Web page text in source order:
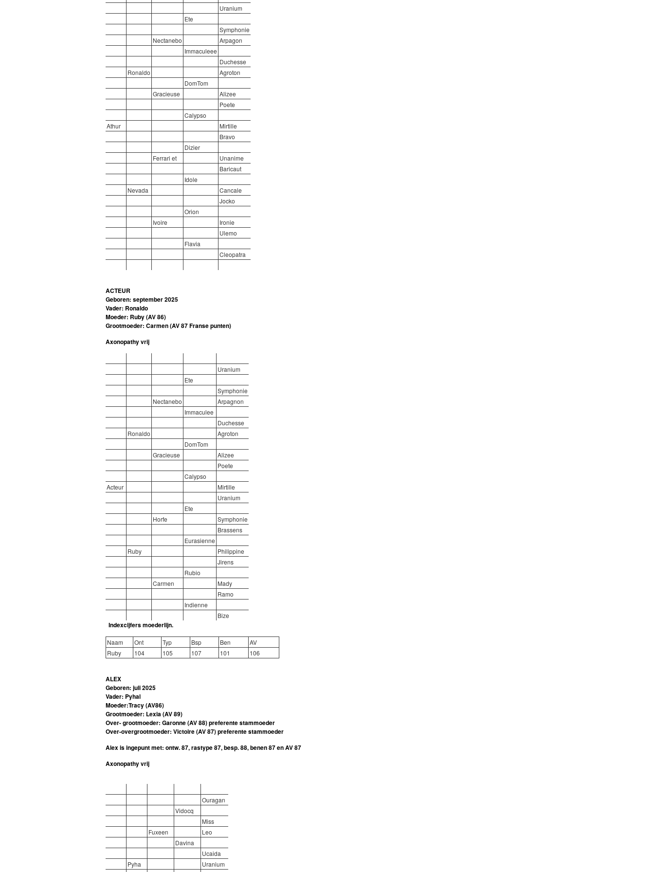
Uranium
Ete
Symphonie
Nectanebo
Arpagon
Immaculeee
Duchesse
Ronaldo
Agroton
DomTom
Gracieuse
Alizee
Poete
Calypso
Athur
Mirtille
Bravo
Dizier
Ferrari et
Unanime
Baricaut
Idole
Nevada
Cancale
Jocko
Orion
Ivoire
Ironie
Ulemo
Flavia
Cleopatra
ACTEUR
Geboren: september 2025
Vader: Ronaldo
Moeder: Ruby (AV 86)
Grootmoeder: Carmen (AV 87 Franse punten)
Axonopathy vrij
Uranium
Ete
Symphonie
Nectanebo
Arpagnon
Immaculee
Duchesse
Ronaldo
Agroton
DomTom
Gracieuse
Alizee
Poete
Calypso
Acteur
Mirtille
Uranium
Ete
Horfe
Symphonie
Brassens
Eurasienne
Ruby
Philippine
Jirens
Rubio
Carmen
Mady
Ramo
Indienne
Bize
Indexcijfers moederlijn.
Naam Ont Typ Bsp Ben
AV
Ruby
104 105 107 101 106
ALEX
Geboren: juli 2025
Vader: Pyhal
Moeder:Tracy (AV86)
Grootmoeder: Lexia (AV 89)
Over- grootmoeder: Garonne (AV 88) preferente stammoeder
Over-overgrootmoeder: Victoire (AV 87)preferente stammoeder
Alex is ingepunt met: ontw. 87, rastype 87, besp. 88, benen 87 en AV 87
Axonopathy vrij
Ouragan
Vidocq
Miss
Fuxeen
Leo
Davina
Ucaida
Pyha
Uranium